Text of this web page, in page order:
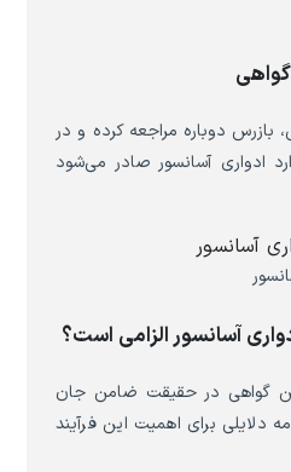
دوباره مراجعه کرده و در
ادواری آسانسور صادر می‌شود
آسانسور الزامی است؟
این گواهی در حقیقت ضامن جان
دلایلی برای اهمیت این فرآیند